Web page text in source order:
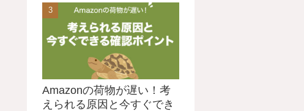
Amazonの荷物が遅い！考
えられる原因と今すぐでき